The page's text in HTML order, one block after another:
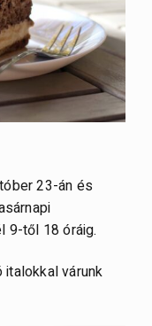
23-án és
9-től 18 óráig.
várunk